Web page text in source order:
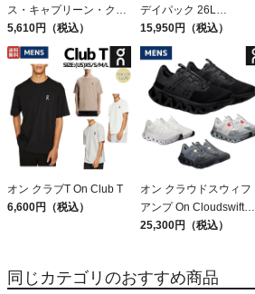
ス・キャプリーン・クー
ル・デイリー・シャツ
Patagonia Sleeveless
Capilene Cool Daily
Shirt
5,610円（税込）
デイパック 26L
PATAGONIA REFUGIO
DAY PACK 47914
15,950円（税込）
オン クラブT On Club T
6,600円（税込）
オン クラウドスウィフ
アンプ On Cloudswift
Amp
25,300円（税込）
同じカテゴリのおすすめ商品